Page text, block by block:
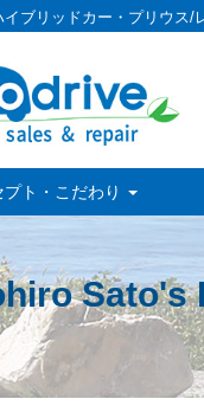
イブリッドカー・プリウス/
プト・こだわり
Sato's